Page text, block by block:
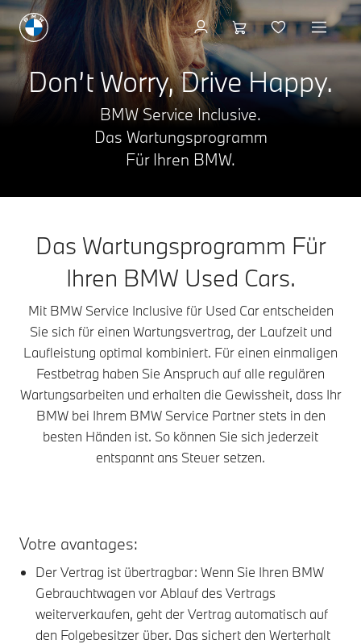
Don’t Worry, Drive Happy.
BMW Service Inclusive.
Das Wartungsprogramm
Für Ihren BMW.
Das Wartungsprogramm Für
Ihren BMW Used Cars.
Mit BMW Service Inclusive für Used Car entscheiden
Sie sich für einen Wartungsvertrag, der Laufzeit und
Laufleistung optimal kombiniert. Für einen einmaligen
Festbetrag haben Sie Anspruch auf alle regulären
Wartungsarbeiten und erhalten die Gewissheit, dass Ihr
BMW bei Ihrem BMW Service Partner stets in den
besten Händen ist. So können Sie sich jederzeit
entspannt ans Steuer setzen.
Votre avantages:
Der Vertrag ist übertragbar: Wenn Sie Ihren BMW
Gebrauchtwagen vor Ablauf des Vertrags
weiterverkaufen, geht der Vertrag automatisch auf
den Folgebesitzer über. Das sichert den Werterhalt